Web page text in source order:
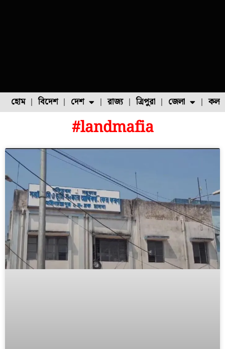
হোম বিদেশ দেশ
ফুল চাষ ফল চাষ
রাজ্য ত্রিপুরা জেলা
#landmafia